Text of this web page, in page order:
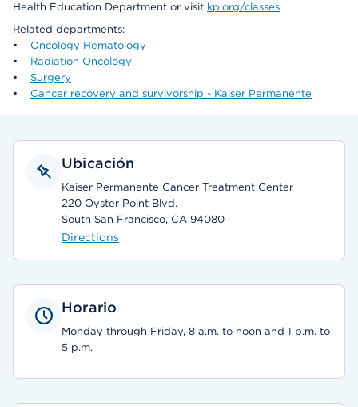
Health Education Department or visit kp.org/classes
Related departments:
• Oncology Hematology
• Radiation Oncology
• Surgery
• Cancer recovery and survivorship - Kaiser Permanente
Ubicación
Kaiser Permanente Cancer Treatment Center
220 Oyster Point Blvd.
South San Francisco, CA 94080
Directions
Horario
Monday through Friday, 8 a.m. to noon and 1 p.m. to
5 p.m.